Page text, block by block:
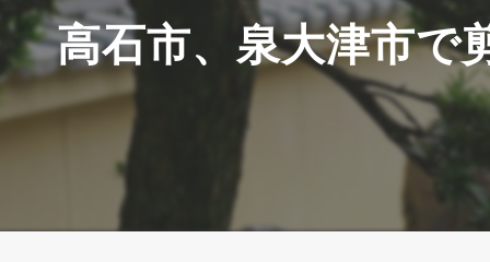
高石市、泉大津市